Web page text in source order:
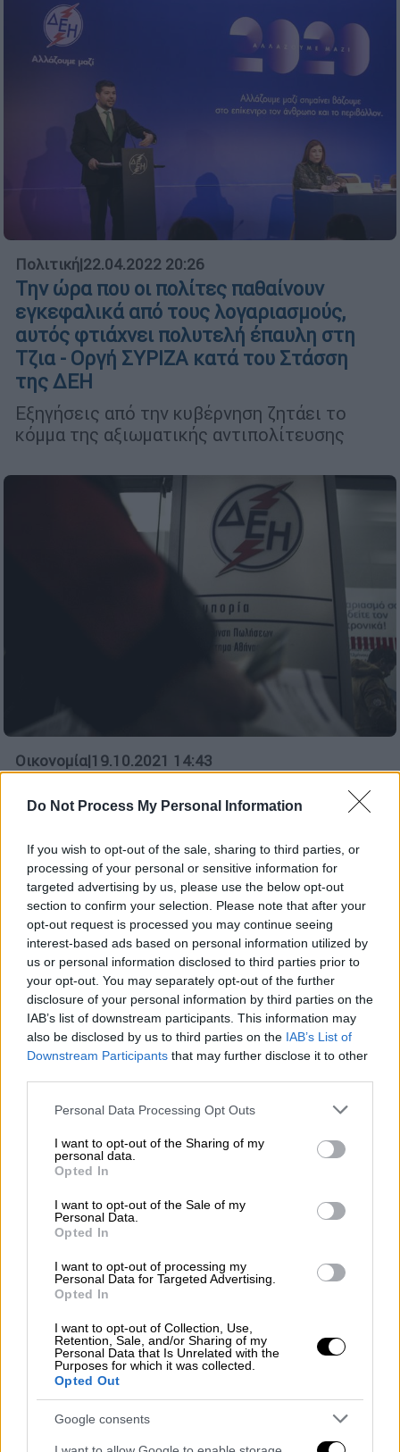
Do Not Process My Personal Information
If you wish to opt-out of the sale, sharing to third parties, or
processing of your personal or sensitive information for
targeted advertising by us, please use the below opt-out
section to confirm your selection. Please note that after your
opt-out request is processed you may continue seeing
interest-based ads based on personal information utilized by
us or personal information disclosed to third parties prior to
your opt-out. You may separately opt-out of the further
disclosure of your personal information by third parties on the
IAB’s list of downstream participants. This information may
also be disclosed by us to third parties on the IAB’s List of
Downstream Participants that may further disclose it to other
Please note that this website/app uses one or more Google
not limited to your visit or usage behaviour. You may click to
grant or deny consent to Google and its third-party tags to
use your data for below specified purposes in below Google
consent section.
Personal Data Processing Opt Outs
I want to opt-out of the Sharing of my
personal data.
Opted In
I want to opt-out of the Sale of my
Personal Data.
Opted In
I want to opt-out of processing my
Personal Data for Targeted Advertising.
Opted In
I want to opt-out of Collection, Use,
Retention, Sale, and/or Sharing of my
Personal Data that Is Unrelated with the
Purposes for which it was collected.
Opted Out
Google consents
Πολιτική|22.04.2022 20:26
Την ώρα που οι πολίτες παθαίνουν
εγκεφαλικά από τους λογαριασμούς,
αυτός φτιάχνει πολυτελή έπαυλη στη
Τζια - Οργή ΣΥΡΙΖΑ κατά του Στάσση
της ΔΕΗ
Εξηγήσεις από την κυβέρνηση ζητάει το
κόμμα της αξιωματικής αντιπολίτευσης
Οικονομία|19.10.2021 14:43
ΔΕΗ: «Πράσινο» στην αύξηση μετοχικού
κεφαλαίου από τη Γενική Συνέλευση –
ΔΕΔΔΗΕ
Στο πλαίσιο της Γ.Σ., η διοίκηση της
εταιρείας χαρακτήρισε ως ανεπανάληπτη
ευκαιρία την τρέχουσα συγκυρία
Ελλάδα|07.02.2020 12:53
Κοζάνη: Ετοιμάζουν «θερμή» υποδοχή σε
Χατζηδάκη, Γεωργιάδη, Στάσση
Σε αναβρασμό η «ενεργειακή καρδιά» της
χώρας αναμένει τις κυβερνητικές
ανακοινώσεις για την επόμενη μέρα στην
περιοχή μετά την απολιγνιτοποίηση